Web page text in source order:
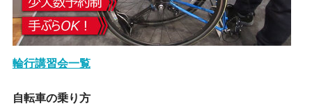
輪行講習会一覧
自転車の乗り方